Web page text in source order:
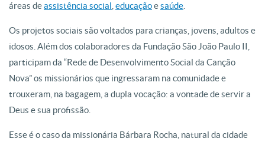
áreas deassistência social educaçãoesaúde
Os projetos sociais são voltados para crianças, jovens, adultos e
idosos. Além dos colaboradores da Fundação São João Paulo II,
participam da “Rede de Desenvolvimento Social da Canção
Nova” os missionários que ingressaram na comunidade e
trouxeram, na bagagem, a dupla vocação: a vontade de servir a
Deus e sua profissão.
Esse é o caso da missionária Bárbara Rocha, natural da cidade